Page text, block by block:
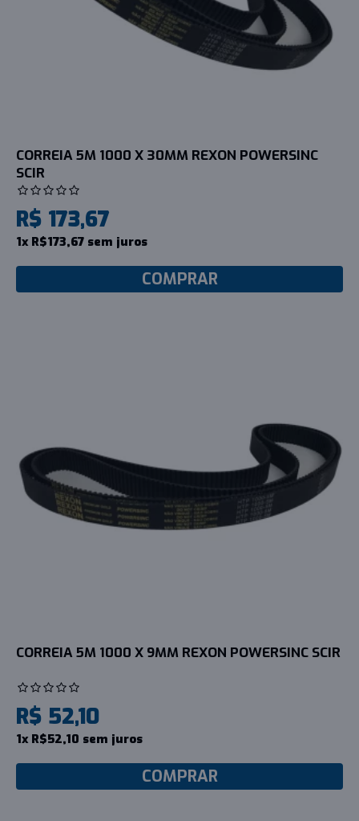
CORREIA 5M 1000 X 30MM REXON POWERSINC
SCIR
R$ 173,67
1x R$173,67 sem juros
COMPRAR
CORREIA 5M 1000 X 9MM REXON POWERSINC SCIR
R$ 52,10
1x R$52,10 sem juros
COMPRAR